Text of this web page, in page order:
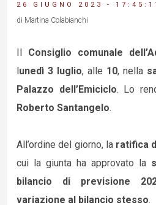
26 GIUGNO 2023 -
di Martina Colabianchi
Il Consiglio comunale
lunedì 3 luglio, alle 10, nella
Palazzo dell’Emiciclo. Lo
Roberto Santangelo.
All’ordine del giorno, la ratifica
cui la giunta ha approvato la
bilancio di previsione
variazione al bilancio stesso.